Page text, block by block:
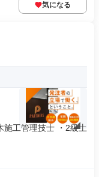
気になる
施工管理技士 ・2級土